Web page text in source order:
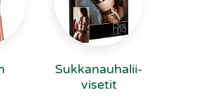
Suk­ka­nau­ha­lii­
vi­se­tit